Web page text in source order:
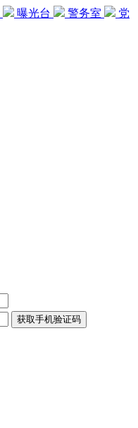
曝光台 警务室
党